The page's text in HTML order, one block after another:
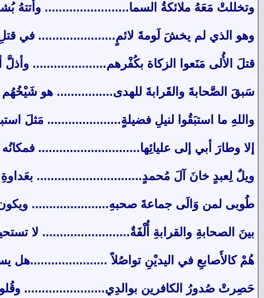
وتخللتْ مَعَهُ ملائكةُ السما........................ وأتتهُ
وهو الذي لم يخشَ لَومةَ لائمٍ...................... في قتلِ
قتلَ الأُلى مَنَعوا الزكاة بكُفْرهم..................... وأذلَّ
سَبقَ الصَّحابةَ والقَرابةَ للهدى................ هو
واللهِ ما استبَقُوا لنيلِ فضيلةٍ..................... مَثلَ
إلا وطارَ أبي إلى عليائِها.............................
ويلٌ لِعبدٍ خانَ آلَ مُحمدٍ.............................. بعَداوةِ
طُُوبى لمن وَالَى جماعةَ صحبهِ...................... ويكون
بينَ الصحابةِ والقرابةِ أُلْفَةٌ......................... لا
هُمْ كالأَصابعِ في اليديْنِ تواصُلاً ......................هل
حَصِرتْ صُدورُ الكافرين بوالدِي.......................